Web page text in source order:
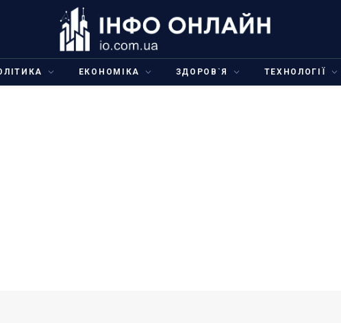
ЕКОНОМІКА ЗДОРОВ`Я ТЕХНОЛОГІЇ